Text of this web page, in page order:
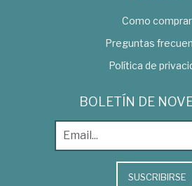
Como comprar
Preguntas
Política de
BOLETÍN DE
SUSCRIBIRSE